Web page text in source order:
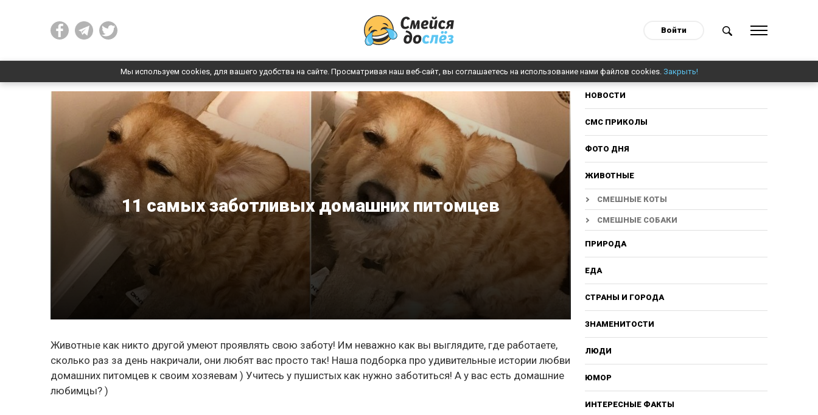
Войти
Мы используем cookies, для вашего удобства на сайте. Просматривая наш веб-сайт, вы соглашаетесь на использование нами файлов cookies. Закрыть!
11 самых заботливых домашних питомцев
Животные как никто другой умеют проявлять свою заботу! Им неважно как вы выглядите, где работаете,
сколько раз за день накричали, они любят вас просто так! Наша подборка про удивительные истории любви
домашних питомцев к своим хозяевам ) Учитесь у пушистых как нужно заботиться! А у вас есть домашние
любимцы? )
НОВОСТИ
СМС ПРИКОЛЫ
ФОТО ДНЯ
ЖИВОТНЫЕ
СМЕШНЫЕ КОТЫ
СМЕШНЫЕ СОБАКИ
ПРИРОДА
ЕДА
СТРАНЫ И ГОРОДА
ЗНАМЕНИТОСТИ
ЛЮДИ
ЮМОР
ИНТЕРЕСНЫЕ ФАКТЫ